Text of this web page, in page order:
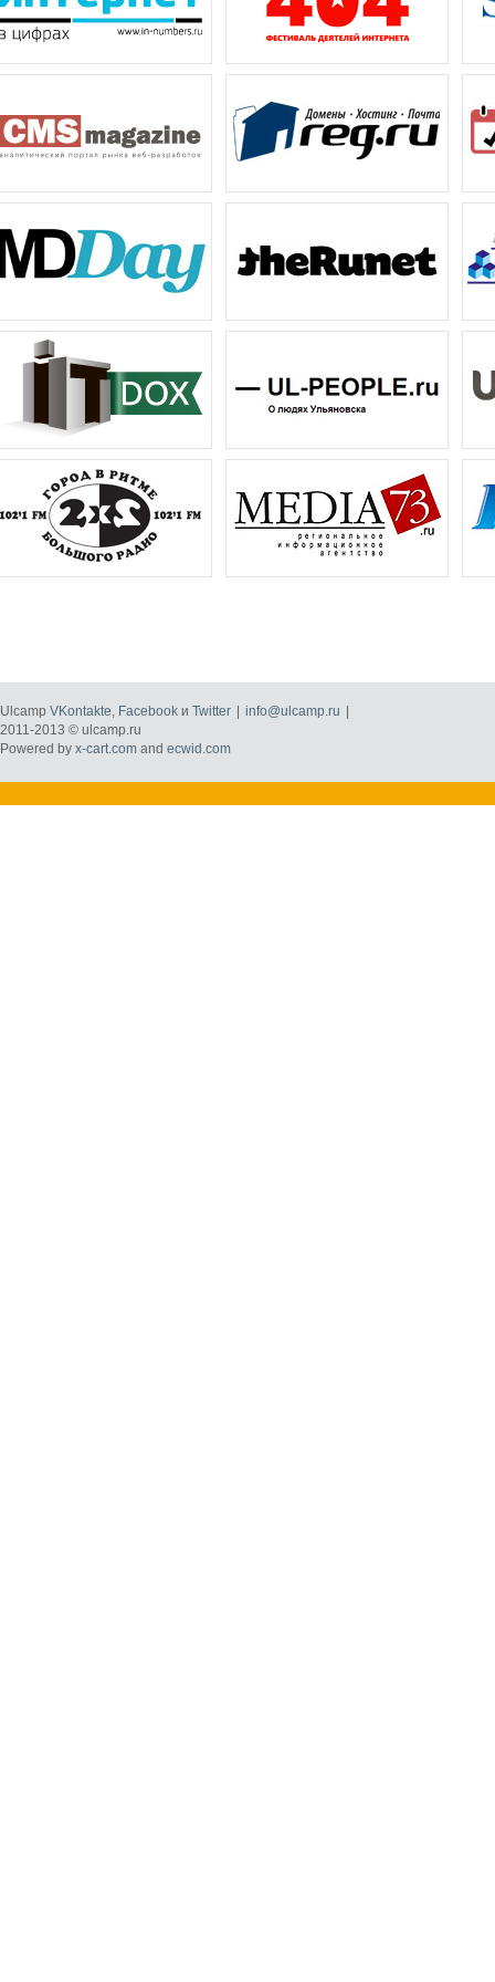
Ulcamp VKontakte, Facebook и Twitter info@ulcamp.ru
2011-2013 © ulcamp.ru
Powered by x-cart.com and ecwid.com